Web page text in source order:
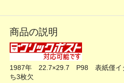
商品の説明
1987年 22.7×29.7 P98 表紙僅イ
ち3枚欠